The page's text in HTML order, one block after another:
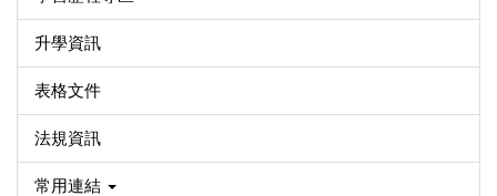
升學資訊
表格文件
法規資訊
常用連結